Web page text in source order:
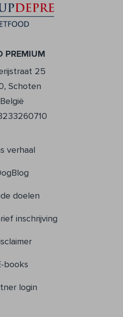
PREMIUM
25
Schoten
België
verhaal
doelen
inschrijving
books
login